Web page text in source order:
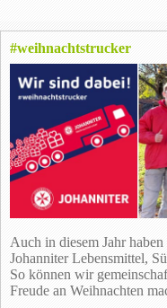
#weihnachtstrucker
Auch in diesem Jahr
Johanniter Lebensmittel,
So können wir
Freude an Weihnachten